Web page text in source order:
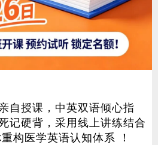
自授课，中英双语倾心指
记硬背，采用线上讲练结合
构医学英语认知体系 ！